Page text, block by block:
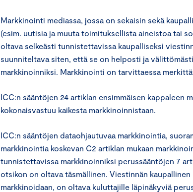
Markkinointi mediassa, jossa on sekaisin sekä
(esim. uutisia ja muuta toimituksellista aineistoa tai
oltava selkeästi tunnistettavissa kaupalliseksi
suunniteltava siten, että se on helposti ja
markkinoinniksi. Markkinointi on tarvittaessa
ICC:n sääntöjen 24 artiklan ensimmäisen kappaleen
kokonaisvastuu kaikesta markkinoinnistaan.
ICC:n sääntöjen dataohjautuvaa markkinointia,
markkinointia koskevan C2 artiklan mukaan
tunnistettavissa markkinoinniksi perussääntöjen 7
otsikon on oltava täsmällinen. Viestinnän kaupallinen
markkinoidaan, on oltava kuluttajille läpinäkyviä